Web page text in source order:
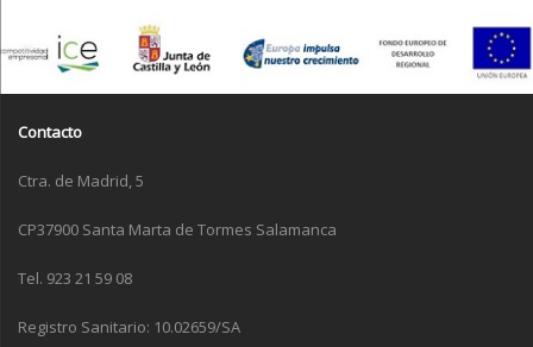
Contacto
Ctra. de Madrid, 5
CP37900 Santa Marta de Tormes Salamanca
Tel. 923 21 59 08
Registro Sanitario: 10.02659/SA